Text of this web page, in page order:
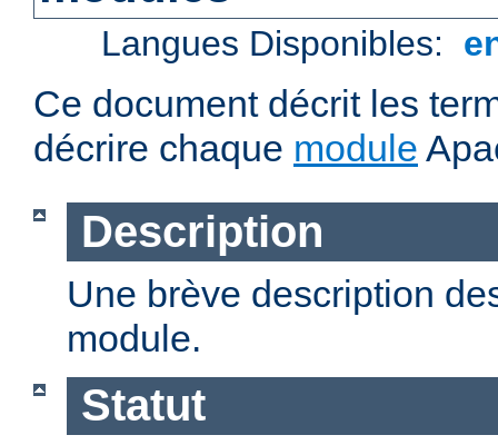
Langues Disponibles:
Ce document décrit les
décrire chaque module
Description
Une brève description
module.
Statut